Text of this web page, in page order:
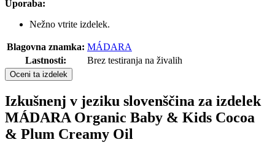
Uporaba:
Nežno vtrite izdelek.
Blagovna znamka: MÁDARA
Lastnosti:
Brez testiranja na živalih
Oceni ta izdelek
Izkušnenj v jeziku slovenščina za izdelek
MÁDARA Organic Baby & Kids Cocoa
& Plum Creamy Oil